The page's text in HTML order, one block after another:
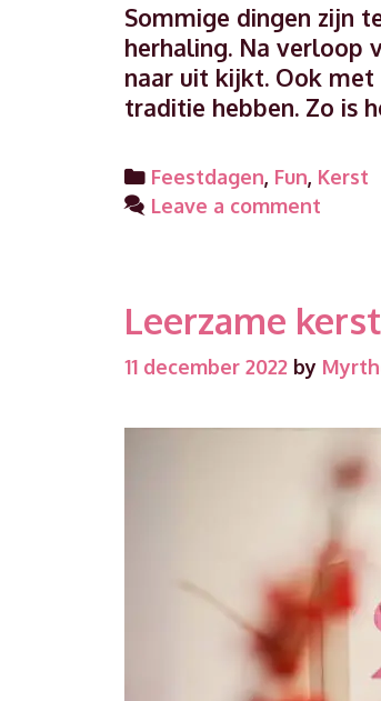
Sommige dingen zijn
herhaling. Na verloop
naar uit kijkt. Ook met
traditie hebben. Zo is
Categories
Feestdagen, Fun, Kerst
Leave a comment
Leerzame
11 december 2022 by